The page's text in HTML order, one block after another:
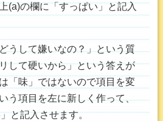
(a)の欄に「すっぱい」と記入
うして嫌いなの？」という質
して硬いから」という答えが
「味」ではないので項目を変
う項目を左に新しく作って、
と記入させます。